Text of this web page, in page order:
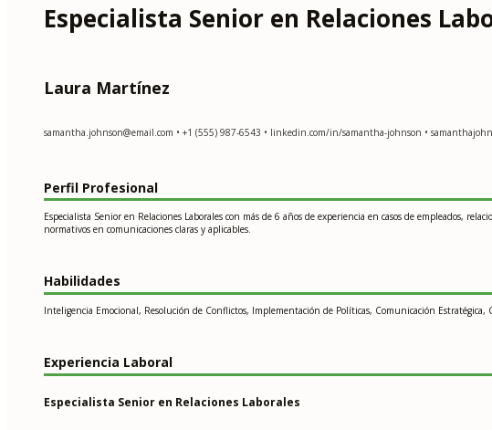
Especialista Senior en Relaciones
Laura Martínez
samantha.johnson@email.com • +1 (555) 987-6543 • linkedin.com/in/samantha-johnson •
Perfil Profesional
Especialista Senior en Relaciones Laborales con más de 6 años de experiencia en casos de empleados,
normativos en comunicaciones claras y aplicables.
Habilidades
Inteligencia Emocional, Resolución de Conflictos, Implementación de Políticas, Comunicación
Experiencia Laboral
Especialista Senior en Relaciones Laborales